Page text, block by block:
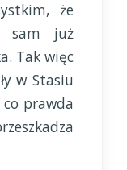
że
sam już
Tak więc
w Stasiu
co prawda